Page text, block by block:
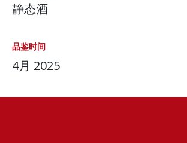
静态酒
品鉴时间
4月 2025